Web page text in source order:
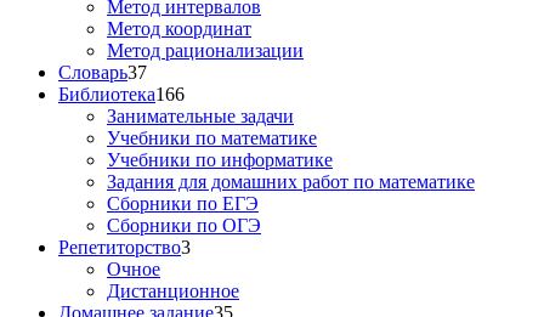
Метод интервалов
Метод координат
Метод рационализации
Словарь37
Библиотека166
Занимательные задачи
Учебники по математике
Учебники по информатике
Задания для домашних работ по математике
Сборники по ЕГЭ
Сборники по ОГЭ
Репетиторство3
Очное
Дистанционное
Домашнее задание35